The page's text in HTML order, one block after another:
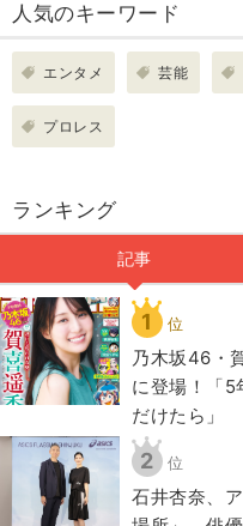
人気のキーワード
エンタメ 芸能
プロレス
ランキング
記事
1 位
乃木坂46・
に登場！「5
だけたら」
2 位
石井杏奈、